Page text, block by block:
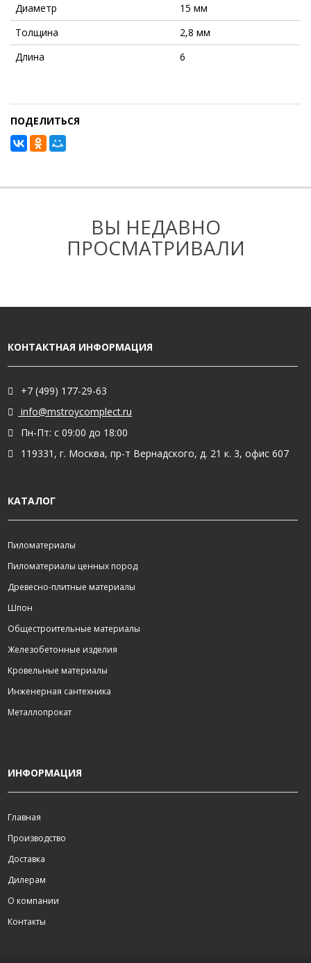
Диаметр
15 мм
Толщина
2,8 мм
Длина
⁠6
ПОДЕЛИТЬСЯ
ВЫ НЕДАВНО
ПРОСМАТРИВАЛИ
КОНТАКТНАЯ ИНФОРМАЦИЯ
+7 (499) 177-29-63
info@mstroycomplect.ru
Пн-Пт: с 09:00 до 18:00
119331, г. Москва, пр-т Вернадского, д. 21 к. 3, офис 607
КАТАЛОГ
Пиломатериалы
Пиломатериалы ценных пород
Древесно-плитные материалы
Шпон
Общестроительные материалы
Железобетонные изделия
Кровельные материалы
Инженерная сантехника
Металлопрокат
ИНФОРМАЦИЯ
Главная
Производство
Доставка
Дилерам
О компании
Контакты